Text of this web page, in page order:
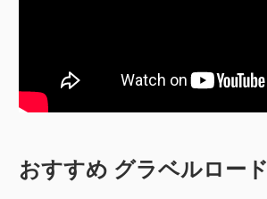
おすすめ グラベルロード